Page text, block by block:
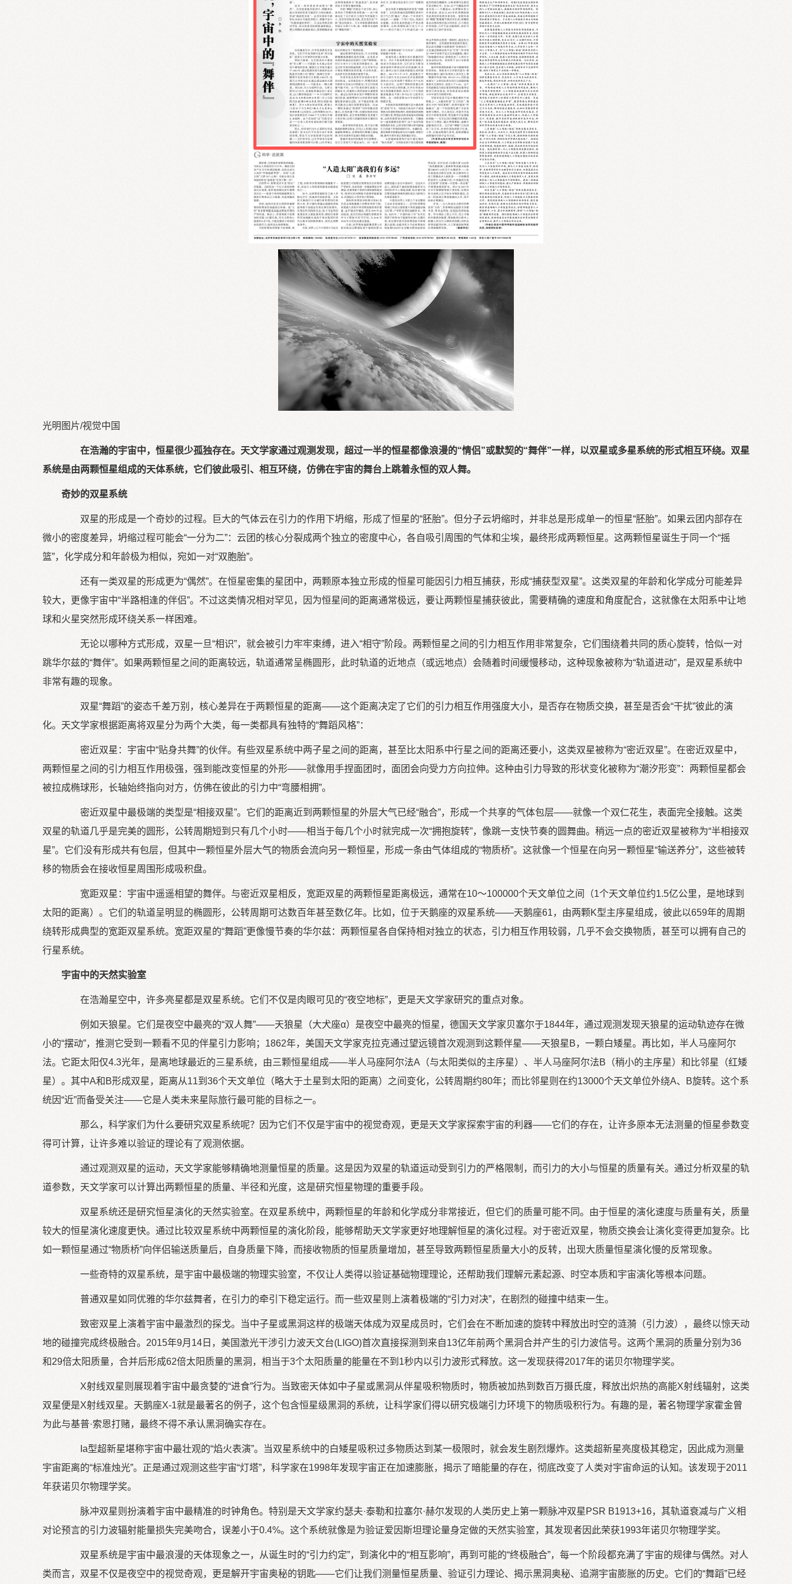
光明图片/视觉中国
在浩瀚的宇宙中，恒星很少孤独存在。天文学家通过观测发现，超过一半的恒星都像浪漫的“情侣”或默契的“舞伴”一样，以双星或多星系统的形式相互环绕。双星
系统是由两颗恒星组成的天体系统，它们彼此吸引、相互环绕，仿佛在宇宙的舞台上跳着永恒的双人舞。
奇妙的双星系统
双星的形成是一个奇妙的过程。巨大的气体云在引力的作用下坍缩，形成了恒星的“胚胎”。但分子云坍缩时，并非总是形成单一的恒星“胚胎”。如果云团内部存在
微小的密度差异，坍缩过程可能会“一分为二”：云团的核心分裂成两个独立的密度中心，各自吸引周围的气体和尘埃，最终形成两颗恒星。这两颗恒星诞生于同一个“摇
篮”，化学成分和年龄极为相似，宛如一对“双胞胎”。
还有一类双星的形成更为“偶然”。在恒星密集的星团中，两颗原本独立形成的恒星可能因引力相互捕获，形成“捕获型双星”。这类双星的年龄和化学成分可能差异
较大，更像宇宙中“半路相逢的伴侣”。不过这类情况相对罕见，因为恒星间的距离通常极远，要让两颗恒星捕获彼此，需要精确的速度和角度配合，这就像在太阳系中让地
球和火星突然形成环绕关系一样困难。
无论以哪种方式形成，双星一旦“相识”，就会被引力牢牢束缚，进入“相守”阶段。两颗恒星之间的引力相互作用非常复杂，它们围绕着共同的质心旋转，恰似一对
跳华尔兹的“舞伴”。如果两颗恒星之间的距离较远，轨道通常呈椭圆形，此时轨道的近地点（或远地点）会随着时间缓慢移动，这种现象被称为“轨道进动”，是双星系统中
非常有趣的现象。
双星“舞蹈”的姿态千差万别，核心差异在于两颗恒星的距离——这个距离决定了它们的引力相互作用强度大小，是否存在物质交换，甚至是否会“干扰”彼此的演
化。天文学家根据距离将双星分为两个大类，每一类都具有独特的“舞蹈风格”：
密近双星：宇宙中“贴身共舞”的伙伴。有些双星系统中两子星之间的距离，甚至比太阳系中行星之间的距离还要小，这类双星被称为“密近双星”。在密近双星中，
两颗恒星之间的引力相互作用极强，强到能改变恒星的外形——就像用手捏面团时，面团会向受力方向拉伸。这种由引力导致的形状变化被称为“潮汐形变”：两颗恒星都会
被拉成椭球形，长轴始终指向对方，仿佛在彼此的引力中“弯腰相拥”。
密近双星中最极端的类型是“相接双星”。它们的距离近到两颗恒星的外层大气已经“融合”，形成一个共享的气体包层——就像一个双仁花生，表面完全接触。这类
双星的轨道几乎是完美的圆形，公转周期短到只有几个小时——相当于每几个小时就完成一次“拥抱旋转”，像跳一支快节奏的圆舞曲。稍远一点的密近双星被称为“半相接双
星”。它们没有形成共有包层，但其中一颗恒星外层大气的物质会流向另一颗恒星，形成一条由气体组成的“物质桥”。这就像一个恒星在向另一颗恒星“输送养分”，这些被转
移的物质会在接收恒星周围形成吸积盘。
宽距双星：宇宙中遥遥相望的舞伴。与密近双星相反，宽距双星的两颗恒星距离极远，通常在10～100000个天文单位之间（1个天文单位约1.5亿公里，是地球到
太阳的距离）。它们的轨道呈明显的椭圆形，公转周期可达数百年甚至数亿年。比如，位于天鹅座的双星系统——天鹅座61，由两颗K型主序星组成，彼此以659年的周期
绕转形成典型的宽距双星系统。宽距双星的“舞蹈”更像慢节奏的华尔兹：两颗恒星各自保持相对独立的状态，引力相互作用较弱，几乎不会交换物质，甚至可以拥有自己的
行星系统。
宇宙中的天然实验室
在浩瀚星空中，许多亮星都是双星系统。它们不仅是肉眼可见的“夜空地标”，更是天文学家研究的重点对象。
例如天狼星。它们是夜空中最亮的“双人舞”——天狼星（大犬座α）是夜空中最亮的恒星，德国天文学家贝塞尔于1844年，通过观测发现天狼星的运动轨迹存在微
小的“摆动”，推测它受到一颗看不见的伴星引力影响；1862年，美国天文学家克拉克通过望远镜首次观测到这颗伴星——天狼星B，一颗白矮星。再比如，半人马座阿尔
法。它距太阳仅4.3光年，是离地球最近的三星系统，由三颗恒星组成——半人马座阿尔法A（与太阳类似的主序星）、半人马座阿尔法B（稍小的主序星）和比邻星（红矮
星）。其中A和B形成双星，距离从11到36个天文单位（略大于土星到太阳的距离）之间变化，公转周期约80年；而比邻星则在约13000个天文单位外绕A、B旋转。这个系
统因“近”而备受关注——它是人类未来星际旅行最可能的目标之一。
那么，科学家们为什么要研究双星系统呢？因为它们不仅是宇宙中的视觉奇观，更是天文学家探索宇宙的利器——它们的存在，让许多原本无法测量的恒星参数变
得可计算，让许多难以验证的理论有了观测依据。
通过观测双星的运动，天文学家能够精确地测量恒星的质量。这是因为双星的轨道运动受到引力的严格限制，而引力的大小与恒星的质量有关。通过分析双星的轨
道参数，天文学家可以计算出两颗恒星的质量、半径和光度，这是研究恒星物理的重要手段。
双星系统还是研究恒星演化的天然实验室。在双星系统中，两颗恒星的年龄和化学成分非常接近，但它们的质量可能不同。由于恒星的演化速度与质量有关，质量
较大的恒星演化速度更快。通过比较双星系统中两颗恒星的演化阶段，能够帮助天文学家更好地理解恒星的演化过程。对于密近双星，物质交换会让演化变得更加复杂。比
如一颗恒星通过“物质桥”向伴侣输送质量后，自身质量下降，而接收物质的恒星质量增加，甚至导致两颗恒星质量大小的反转，出现大质量恒星演化慢的反常现象。
一些奇特的双星系统，是宇宙中最极端的物理实验室，不仅让人类得以验证基础物理理论，还帮助我们理解元素起源、时空本质和宇宙演化等根本问题。
普通双星如同优雅的华尔兹舞者，在引力的牵引下稳定运行。而一些双星则上演着极端的“引力对决”，在剧烈的碰撞中结束一生。
致密双星上演着宇宙中最激烈的探戈。当中子星或黑洞这样的极端天体成为双星成员时，它们会在不断加速的旋转中释放出时空的涟漪（引力波），最终以惊天动
地的碰撞完成终极融合。2015年9月14日，美国激光干涉引力波天文台(LIGO)首次直接探测到来自13亿年前两个黑洞合并产生的引力波信号。这两个黑洞的质量分别为36
和29倍太阳质量，合并后形成62倍太阳质量的黑洞，相当于3个太阳质量的能量在不到1秒内以引力波形式释放。这一发现获得2017年的诺贝尔物理学奖。
X射线双星则展现着宇宙中最贪婪的“进食”行为。当致密天体如中子星或黑洞从伴星吸积物质时，物质被加热到数百万摄氏度，释放出炽热的高能X射线辐射，这类
双星便是X射线双星。天鹅座X-1就是最著名的例子，这个包含恒星级黑洞的系统，让科学家们得以研究极端引力环境下的物质吸积行为。有趣的是，著名物理学家霍金曾
为此与基普·索恩打赌，最终不得不承认黑洞确实存在。
Ia型超新星堪称宇宙中最壮观的“焰火表演”。当双星系统中的白矮星吸积过多物质达到某一极限时，就会发生剧烈爆炸。这类超新星亮度极其稳定，因此成为测量
宇宙距离的“标准烛光”。正是通过观测这些宇宙“灯塔”，科学家在1998年发现宇宙正在加速膨胀，揭示了暗能量的存在，彻底改变了人类对宇宙命运的认知。该发现于2011
年获诺贝尔物理学奖。
脉冲双星则扮演着宇宙中最精准的时钟角色。特别是天文学家约瑟夫·泰勒和拉塞尔·赫尔发现的人类历史上第一颗脉冲双星PSR B1913+16，其轨道衰减与广义相
对论预言的引力波辐射能量损失完美吻合，误差小于0.4%。这个系统就像是为验证爱因斯坦理论量身定做的天然实验室，其发现者因此荣获1993年诺贝尔物理学奖。
双星系统是宇宙中最浪漫的天体现象之一，从诞生时的“引力约定”，到演化中的“相互影响”，再到可能的“终极融合”，每一个阶段都充满了宇宙的规律与偶然。对人
类而言，双星不仅是夜空中的视觉奇观，更是解开宇宙奥秘的钥匙——它们让我们测量恒星质量、验证引力理论、揭示黑洞奥秘、追溯宇宙膨胀的历史。它们的“舞蹈”已经